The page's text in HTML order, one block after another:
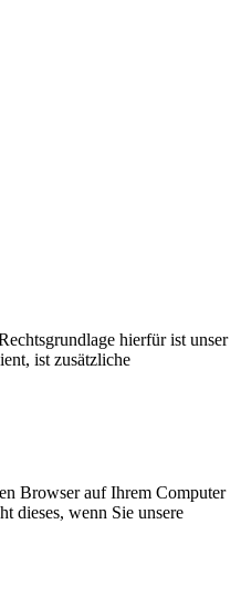
hierfür ist unser
ist zusätzliche
Browser auf Ihrem Computer
dieses, wenn Sie unsere